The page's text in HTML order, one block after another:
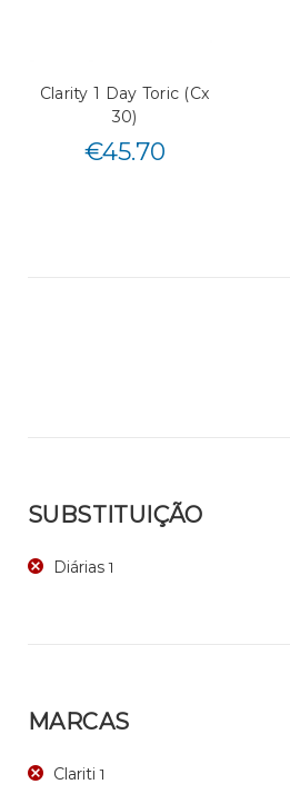
Clarity 1 Day Toric (Cx
30)
€45.70
SUBSTITUIÇÃO
Diárias 1
MARCAS
Clariti 1